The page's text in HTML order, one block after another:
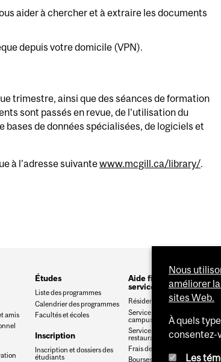
aider à chercher et à extraire les documents
depuis votre domicile (VPN).
trimestre, ainsi que des séances de formation
sont passés en revue, de l’utilisation du
de données spécialisées, de logiciels et
à l'adresse suivantewww.mcgill.ca/library/
amis
Études
Liste des programmes
Calendrier des programmes
Facultés et écoles
Inscription
Inscription et dossiers des
étudiants
Aide financière et
services
Résidences
Service de logement hors
campus
Services alimentaires et
restauration
Frais de scolarité
Bourses & Aide Financière
Nous
améliorer
sites Web.
À quels
consentez-
Les